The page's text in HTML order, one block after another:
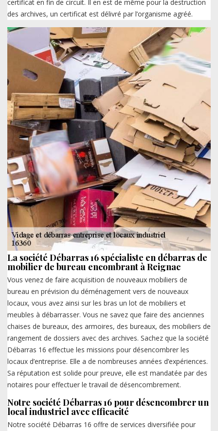
certificat en fin de circuit. Il en est de même pour la destruction
des archives, un certificat est délivré par l’organisme agréé.
La société Débarras 16 spécialiste en débarras de
mobilier de bureau encombrant à Reignac
Vous venez de faire acquisition de nouveaux mobiliers de
bureau en prévision du déménagement vers de nouveaux
locaux, vous avez ainsi sur les bras un lot de mobiliers et
meubles à débarrasser. Vous ne savez que faire des anciennes
chaises de bureaux, des armoires, des bureaux, des mobiliers de
rangement de dossiers avec des archives. Sachez que la société
Débarras 16 effectue les missions pour désencombrer les
locaux d’entreprise. Elle a de nombreuses années d’expériences.
Sa réputation est solide pour preuve, elle est mandatée par des
notaires pour effectuer le travail de désencombrement.
Notre société Débarras 16 pour désencombrer un
local industriel avec efficacité
Notre société Débarras 16 offre de services diversifiée pour